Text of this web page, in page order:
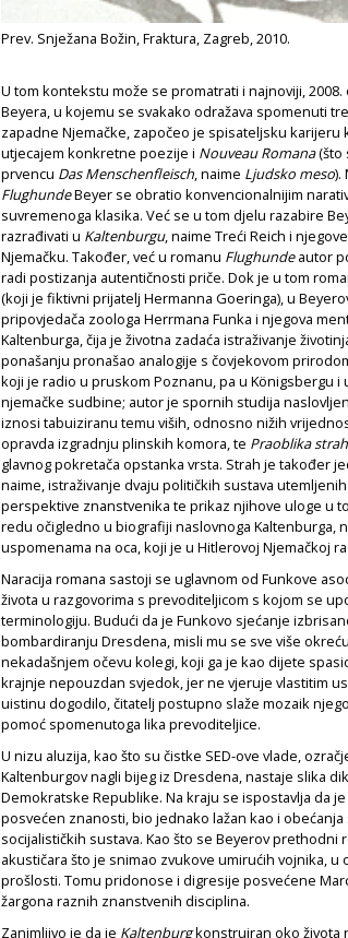
Prev. Snježana Božin, Fraktura, Zagreb, 2010.
U tom kontekstu može se promatrati i najnoviji,
Beyera, u kojemu se svakako odražava spomenuti
zapadne Njemačke, započeo je spisateljsku karijeru
utjecajem konkretne poezije i Nouveau Romana(što
prvencu Das Menschenfleisch, naime Ljudsko meso).
FlughundeBeyer se obratio konvencionalnijim
suvremenoga klasika. Već se u tom djelu razabire
razrađivati u Kaltenburgu, naime Treći Reich i
Njemačku. Također, već u romanu Flughundeautor
radi postizanja autentičnosti priče. Dok je u tom
(koji je fiktivni prijatelj Hermanna Goeringa), u
pripovjedača zoologa Herrmana Funka i njegova
Kaltenburga, čija je životna zadaća istraživanje
ponašanju pronašao analogije s čovjekovom
koji je radio u pruskom Poznanu, pa u Königsbergu
njemačke sudbine; autor je spornih studija
iznosi tabuiziranu temu viših, odnosno nižih
opravda izgradnju plinskih komora, te Praoblika
glavnog pokretača opstanka vrsta. Strah je također
naime, istraživanje dvaju političkih sustava
perspektive znanstvenika te prikaz njihove uloge u
redu očigledno u biografiji naslovnoga Kaltenburga,
uspomenama na oca, koji je u Hitlerovoj Njemačkoj
Naracija romana sastoji se uglavnom od Funkove
života u razgovorima s prevoditeljicom s kojom se
terminologiju. Budući da je Funkovo sjećanje
bombardiranju Dresdena, misli mu se sve više
nekadašnjem očevu kolegi, koji ga je kao dijete
krajnje nepouzdan svjedok, jer ne vjeruje vlastitim
uistinu dogodilo, čitatelj postupno slaže mozaik
pomoć spomenutoga lika prevoditeljice.
U nizu aluzija, kao što su čistke SED-ove vlade,
Kaltenburgov nagli bijeg iz Dresdena, nastaje slika
Demokratske Republike. Na kraju se ispostavlja da
posvećen znanosti, bio jednako lažan kao i
socijalističkih sustava. Kao što se Beyerov prethodni
akustičara što je snimao zvukove umirućih vojnika,
prošlosti. Tomu pridonose i digresije posvećene
žargona raznih znanstvenih disciplina.
Zanimljivo je da je Kaltenburgkonstruiran oko života